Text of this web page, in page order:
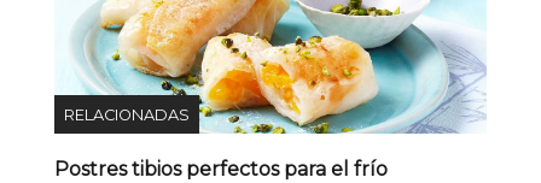
RELACIONADAS
Postres tibios perfectos para el frío